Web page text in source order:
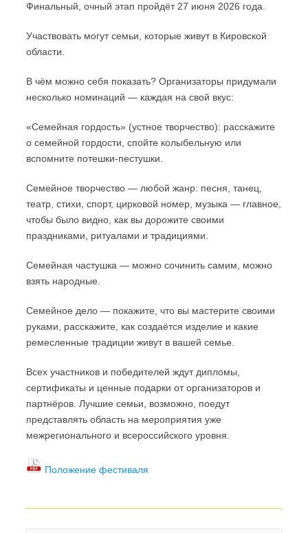
Финальный, очный этап пройдёт 27 июня 2026 года.
Участвовать могут семьи, которые живут в Кировской
области.
В чём можно себя показать? Организаторы придумали
несколько номинаций — каждая на свой вкус:
«Семейная гордость» (устное творчество): расскажите
о семейной гордости, спойте колыбельную или
вспомните потешки-пестушки.
Семейное творчество — любой жанр: песня, танец,
театр, стихи, спорт, цирковой номер, музыка — главное,
чтобы было видно, как вы дорожите своими
праздниками, ритуалами и традициями.
Семейная частушка — можно сочинить самим, можно
взять народные.
Семейное дело — покажите, что вы мастерите своими
руками, расскажите, как создаётся изделие и какие
ремесленные традиции живут в вашей семье.
Всех участников и победителей ждут дипломы,
сертификаты и ценные подарки от организаторов и
партнёров. Лучшие семьи, возможно, поедут
представлять область на мероприятия уже
межрегионального и всероссийского уровня.
Положение фестиваля